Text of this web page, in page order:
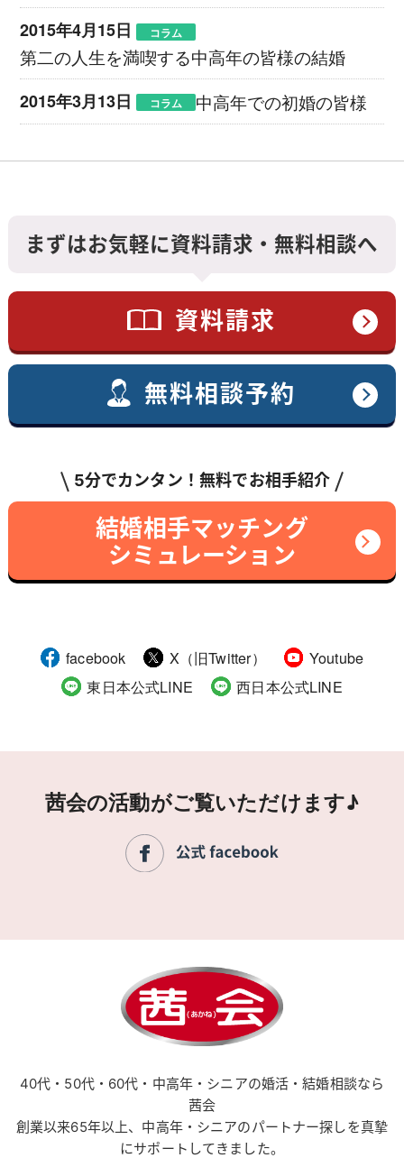
2015年4月15日 コラム
第二の人生を満喫する中高年の皆様の結婚
2015年3月13日 コラム 中高年での初婚の皆様
まずはお気軽に資料請求・無料相談へ
資料請求
無料相談予約
5分でカンタン！無料でお相手紹介
結婚相手マッチング
シミュレーション
facebook X（旧Twitter）
Youtube
東日本公式LINE
西日本公式LINE
茜会の活動がご覧いただけます♪
40代・50代・60代・中高年・シニアの婚活・結婚相談なら
茜会
創業以来65年以上、中高年・シニアのパートナー探しを真摯
にサポートしてきました。